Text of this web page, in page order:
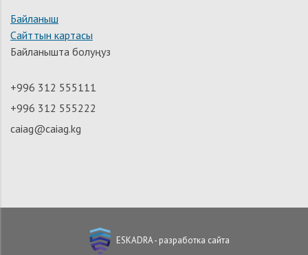
Байланыш
Сайттын картасы
Байланышта болуңуз
+996 312 555111
+996 312 555222
caiag@caiag.kg
ESKADRA - разработка сайта